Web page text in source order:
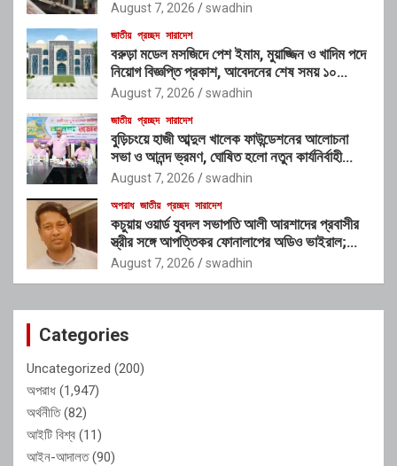
চক্রের যোগসাজশের প্রশ্ন
August 7, 2026 swadhin
জাতীয় প্রচ্ছদ সারাদেশ
বরুড়া মডেল মসজিদে পেশ ইমাম, মুয়াজ্জিন ও খাদিম পদে
নিয়োগ বিজ্ঞপ্তি প্রকাশ, আবেদনের শেষ সময় ১০
আগস্ট
August 7, 2026 swadhin
জাতীয় প্রচ্ছদ সারাদেশ
বুড়িচংয়ে হাজী আব্দুল খালেক ফাউন্ডেশনের আলোচনা
সভা ও আনন্দ ভ্রমণ, ঘোষিত হলো নতুন কার্যনির্বাহী
কমিটি
August 7, 2026 swadhin
অপরাধ জাতীয় প্রচ্ছদ সারাদেশ
কচুয়ায় ওয়ার্ড যুবদল সভাপতি আলী আরশাদের প্রবাসীর
স্ত্রীর সঙ্গে আপত্তিকর ফোনালাপের অডিও ভাইরাল;
শাস্তির দাবি এলাকাবাসীর
August 7, 2026 swadhin
Categories
Uncategorized (200)
অপরাধ (1,947)
অর্থনীতি(82)
আইটি বিশ্ব (11)
আইন-আদালত(90)